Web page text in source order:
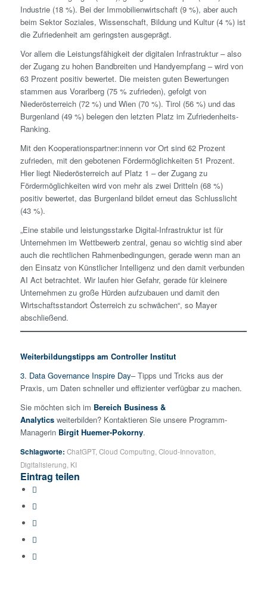
Industrie (18 %). Bei der Immobilienwirtschaft (9 %), aber auch
beim Sektor Soziales, Wissenschaft, Bildung und Kultur (4 %) ist
die Zufriedenheit am geringsten ausgeprägt.
Vor allem die Leistungsfähigkeit der digitalen Infrastruktur – also
der Zugang zu hohen Bandbreiten und Handyempfang – wird von
63 Prozent positiv bewertet. Die meisten guten Bewertungen
stammen aus Vorarlberg (75 % zufrieden), gefolgt von
Niederösterreich (72 %) und Wien (70 %). Tirol (56 %) und das
Burgenland (49 %) belegen den letzten Platz im Zufriedenheits-
Ranking.
Mit den Kooperationspartner:innenn vor Ort sind 62 Prozent
zufrieden, mit den gebotenen Fördermöglichkeiten 51 Prozent.
Hier liegt Niederösterreich auf Platz 1 – der Zugang zu
Fördermöglichkeiten wird von mehr als zwei Dritteln (68 %)
positiv bewertet, das Burgenland bildet erneut das Schlusslicht
(43 %).
„Eine stabile und leistungsstarke Digital-Infrastruktur ist für
Unternehmen im Wettbewerb zentral, genau so wichtig sind aber
auch die rechtlichen Rahmenbedingungen, gerade wenn man an
den Einsatz von Künstlicher Intelligenz und den damit verbunden
AI Act betrachtet. Wir laufen hier Gefahr, gerade für kleinere
Unternehmen zu große Hürden aufzubauen und damit den
Wirtschaftsstandort Österreich zu schwächen“, so Mayer
abschließend.
Weiterbildungstipps am Controller Institut
3. Data Governance Inspire Day– Tipps und Tricks aus der
Praxis, um Daten schneller und effizienter verfügbar zu machen.
Sie möchten sich im Bereich Business &
Analyticsweiterbilden? Kontaktieren Sie unsere Programm-
Managerin Birgit Huemer-Pokorny.
Schlagworte: ChatGPT, Cloud Computing Cloud-Innovation
Digitalisierung KI
Eintrag teilen